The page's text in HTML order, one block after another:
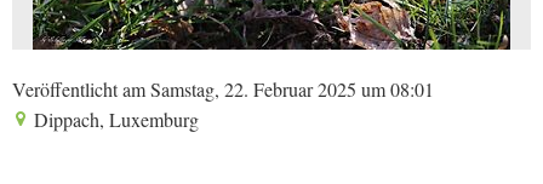
Veröffentlicht am Samstag, 22. Februar 2025 um 08:01
Dippach, Luxemburg